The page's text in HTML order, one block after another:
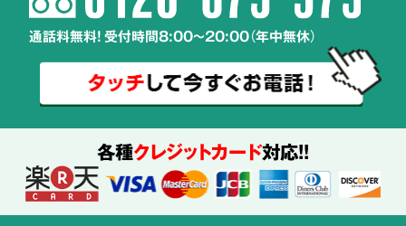
使用する
薬剤も
通話料無料! 受付時間8:00～20:00（年中無休）
各種クレジットカード対応!!